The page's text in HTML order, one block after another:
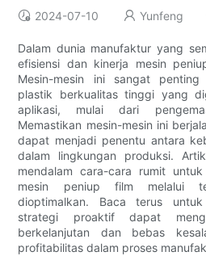
2024-07-10 Yunfeng
Dalam dunia manufaktur yang
efisiensi dan kinerja mesin
Mesin-mesin ini sangat
plastik berkualitas tinggi yang
aplikasi, mulai dari
Memastikan mesin-mesin ini
dapat menjadi penentu antara
dalam lingkungan produksi.
mendalam cara-cara rumit untuk
mesin peniup film melalui
dioptimalkan. Baca terus untuk
strategi proaktif dapat
berkelanjutan dan bebas
profitabilitas dalam proses